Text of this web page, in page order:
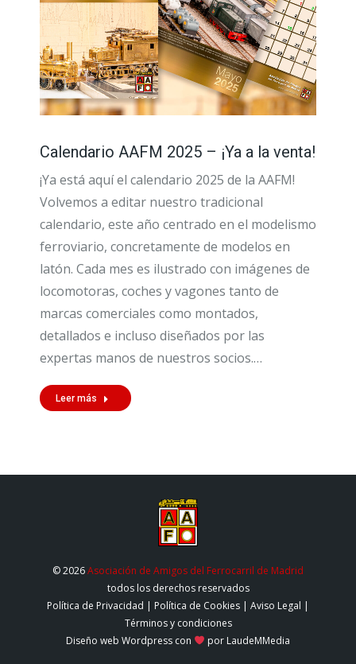
Calendario AAFM 2025 – ¡Ya a la venta!
¡Ya está aquí el calendario 2025 de la AAFM!
Volvemos a editar nuestro tradicional
calendario, este año centrado en el modelismo
ferroviario, concretamente de modelos en
latón. Cada mes es ilustrado con imágenes de
locomotoras, coches y vagones tanto de
marcas comerciales como montados,
detallados e incluso diseñados por las
expertas manos de nuestros socios.…
Leer más
© 2026Asociación de Amigos del Ferrocarril de Madrid
todos los derechos reservados
Política de Privacidad | Política de Cookies | Aviso Legal |
Términos y condiciones
Diseño web Wordpress con por LaudeMMedia